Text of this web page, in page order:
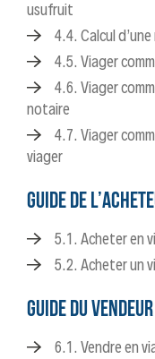
usufruit
4.4. Calcul
4.5. Viager
4.6. Viager
notaire
4.7. Viager
viager
GUIDE DE
5.1. Acheter en
5.2. Acheter un
GUIDE DU VENDEUR
6.1. Vendre en